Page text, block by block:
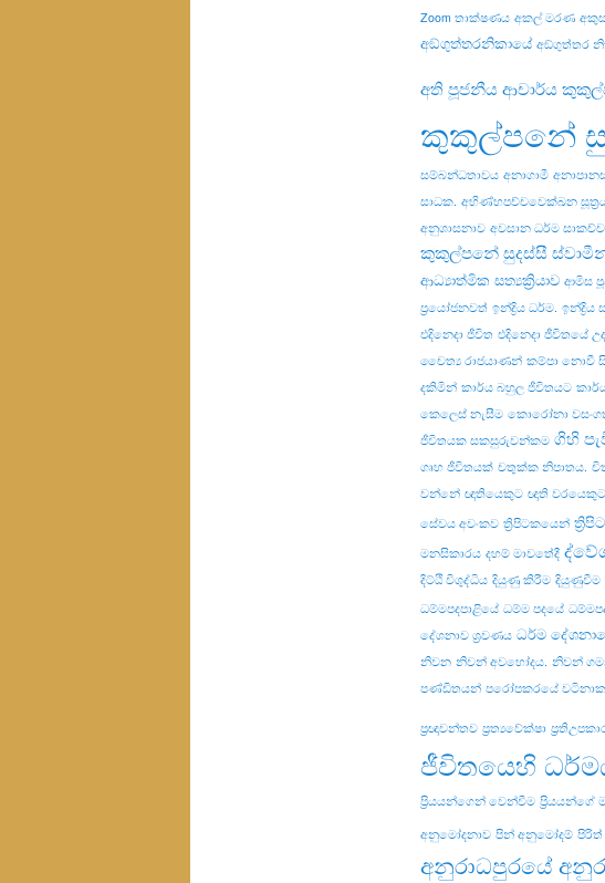
Zoom තාක්ෂණය අකල් මරණ
අඞ්ගුත්තරනිකායේ අඞ්‌ගුත්‌තර
අති පූජනීය ආචාර්ය
කුකුල්පනේ
සම්බන්ධතාවය අනාගාමී
සාධක. අභිණ්හපච්චවෙක්ඛන
අනුශාසනාව අවසාන ධර්ම
කුකුල්පනේ සුදස්සී
ආධ්‍යාත්මික සත්‍යක්‍රියාව ආමිස
ප්‍රයෝජනවත් ඉන්ද්‍රිය ධර්ම. ඉන්ද්‍රිය
එදිනෙදා ජීවිත එදිනෙදා ජීවිතයේ
චෛත්‍ය රාජයාණන් කම්පා නොවී
දකිමින් කාර්ය බහුල ජීවිතයට
කෙලෙස් නැසීම කොරෝනා
ජීවිතයක සකසුරුවන්කම ගිහි
ගෘහ ජීවිතයක් චතුක්ක නිපාතය.
වන්නේ ඥාතියෙකුට ඥාති වරයෙකුට
සේවය අවංකව ත්‍රිපිටකයෙන්
මනසිකාරය දහම් මාවතේදී
දිට්ඨි විශුද්ධිය දියුණු කිරීම දියුණුවීම
ධම්මපදපාළියේ ධම්ම පදයේ
දේශනාව ශ්‍රවණය ධර්ම
නිවන නිවන් අවභෝදය. නිවන්
පණ්ඩිතයන් පරෝපකරයේ
ප්‍රඥාවන්තව ප්‍රත්‍යවේක්ෂා
ජීවිතයෙහි
ප්‍රියයන්ගෙන් වෙන්වීම ප්‍රියයන්ගේ
අනුමෝදනාව පින් අනුමෝදම් පිරිත්
අනුරාධපුරයේ